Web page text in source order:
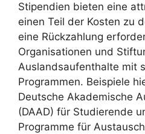
Stipendien bieten eine
einen Teil der Kosten zu
eine Rückzahlung
Organisationen und
Auslandsaufenthalte mit
Programmen. Beispiele
Deutsche Akademische
(DAAD) für Studierende
Programme für